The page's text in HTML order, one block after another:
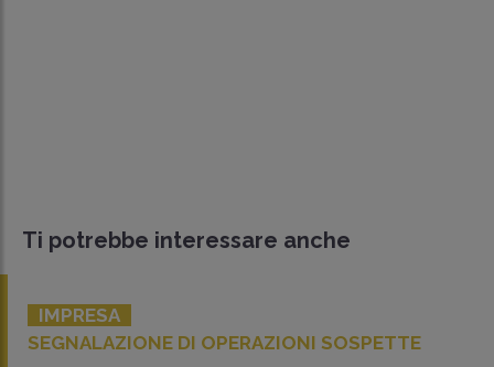
Ti potrebbe interessare anche
IMPRESA
SEGNALAZIONE DI OPERAZIONI SOSPETTE